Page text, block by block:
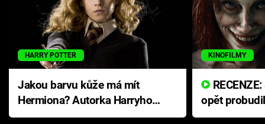
HARRY POTTER
Jakou barvu kůže má mít
Hermiona? Autorka Harryho
Pottera přišla s ráznou
KINOFILMY
opět
přichází s